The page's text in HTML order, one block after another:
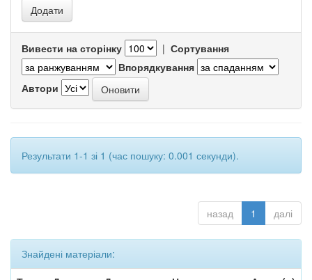
Вивести на сторінку | Сортування
Впорядкування
Автори
Результати 1-1 зі 1 (час пошуку: 0.001 секунди).
назад 1 далі
Знайдені матеріали: